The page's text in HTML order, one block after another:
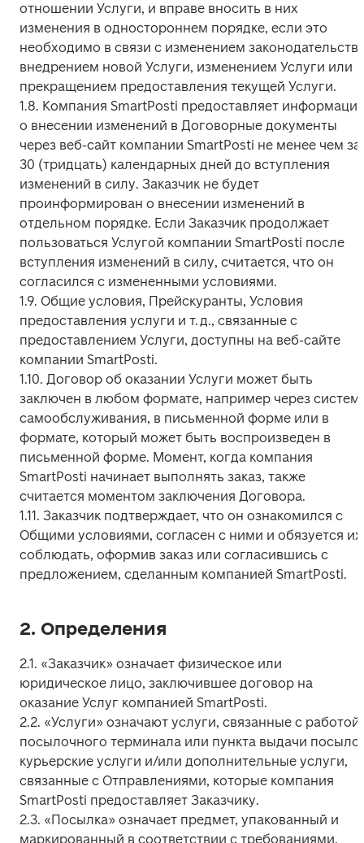
отношении Услуги, и вправе вносить в них
изменения в одностороннем порядке, если это
необходимо в связи с изменением
внедрением новой Услуги, изменением Услуги или
прекращением предоставления текущей Услуги.
1.8. Компания SmartPosti предоставляет
о внесении изменений в Договорные документы
через веб-сайт компании SmartPosti не менее чем за
30 (тридцать) календарных дней до вступления
изменений в силу. Заказчик не будет
проинформирован о внесении изменений в
отдельном порядке. Если Заказчик продолжает
пользоваться Услугой компании SmartPosti после
вступления изменений в силу, считается, что он
согласился с измененными условиями.
1.9. Общие условия, Прейскуранты, Условия
предоставления услуги и т. д., связанные с
предоставлением Услуги, доступны на веб-сайте
компании SmartPosti.
1.10. Договор об оказании Услуги может быть
заключен в любом формате, например через
самообслуживания, в письменной форме или в
формате, который может быть воспроизведен в
письменной форме. Момент, когда компания
SmartPosti начинает выполнять заказ, также
считается моментом заключения Договора.
1.11. Заказчик подтверждает, что он ознакомился с
Общими условиями, согласен с ними и обязуется их
соблюдать, оформив заказ или согласившись с
предложением, сделанным компанией SmartPosti.
2. Определения
2.1. «Заказчик» означает физическое или
юридическое лицо, заключившее договор на
оказание Услуг компанией SmartPosti.
2.2. «Услуги» означают услуги, связанные с работой
посылочного терминала или пункта выдачи
курьерские услуги и/или дополнительные услуги,
связанные с Отправлениями, которые компания
SmartPosti предоставляет Заказчику.
2.3. «Посылка» означает предмет, упакованный и
маркированный в соответствии с требованиями,